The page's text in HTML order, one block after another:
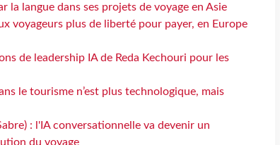
la langue dans ses projets de voyage en Asie
voyageurs plus de liberté pour payer, en Europe
de leadership IA de Reda Kechouri pour les
le tourisme n’est plus technologique, mais
: l'IA conversationnelle va devenir un
du voyage